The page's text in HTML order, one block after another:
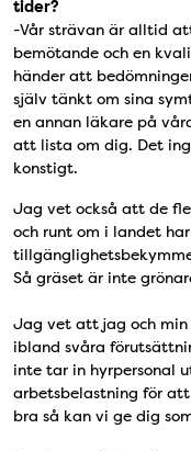
tider?
-Vår strävan är alltid
bemötande och en
händer att
själv tänkt om sina
en annan läkare på
att lista om dig. Det
konstigt.
Jag vet också att de
och runt om i landet
Så gräset är inte
Jag vet att jag och
ibland svåra
inte tar in hyrpersonal
arbetsbelastning för
bra så kan vi ge dig